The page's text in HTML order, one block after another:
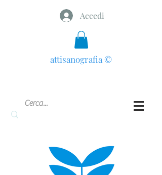
Accedi
attisanografia ©